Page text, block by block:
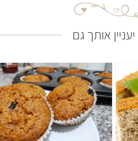
יעניין אותך גם
קל 12 מאפינס